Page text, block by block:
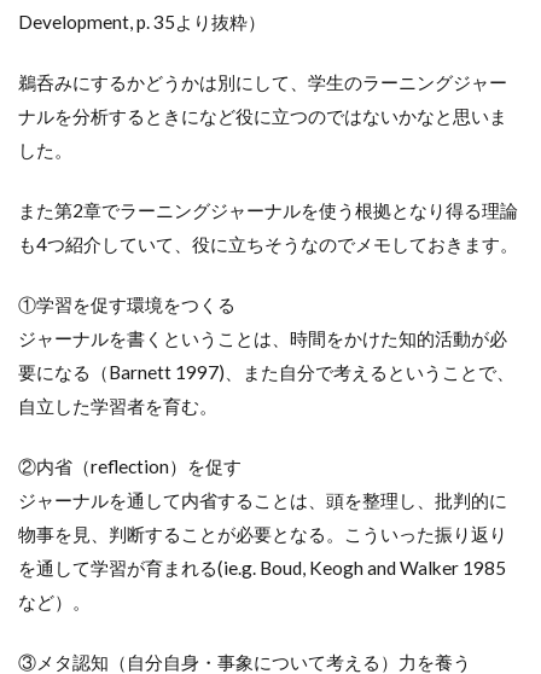
Development, p. 35より抜粋）
鵜呑みにするかどうかは別にして、学生のラーニングジャー
ナルを分析するときになど役に立つのではないかなと思いま
した。
また第2章でラーニングジャーナルを使う根拠となり得る理論
も4つ紹介していて、役に立ちそうなのでメモしておきます。
①学習を促す環境をつくる
ジャーナルを書くということは、時間をかけた知的活動が必
要になる（Barnett 1997)、また自分で考えるということで、
自立した学習者を育む。
②内省（reflection）を促す
ジャーナルを通して内省することは、頭を整理し、批判的に
物事を見、判断することが必要となる。こういった振り返り
を通して学習が育まれる(ie.g. Boud, Keogh and Walker 1985
など）。
③メタ認知（自分自身・事象について考える）力を養う